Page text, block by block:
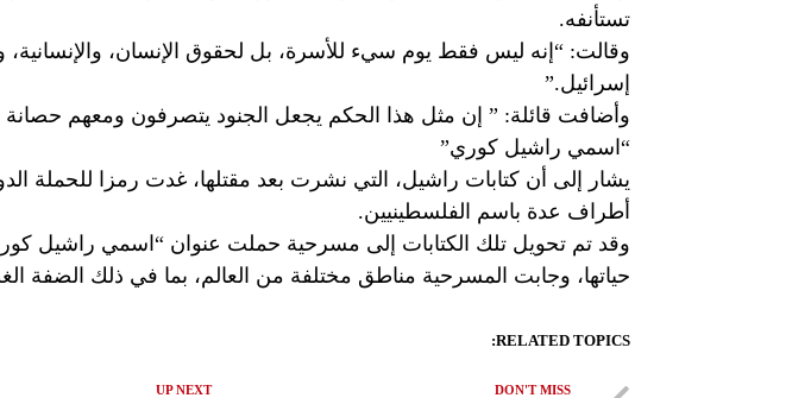
تستأنفه.
وقالت: “إنه ليس فقط يوم سيء للأسرة، بل لحقوق الإنسان، والإنسانية،
إسرائيل.”
وأضافت قائلة: ” إن مثل هذا الحكم يجعل الجنود يتصرفون ومعهم
“اسمي راشيل كوري”
يشار إلى أن كتابات راشيل، التي نشرت بعد مقتلها، غدت رمزا للحملة
أطراف عدة باسم الفلسطينيين.
وقد تم تحويل تلك الكتابات إلى مسرحية حملت عنوان “اسمي راشيل
حياتها، وجابت المسرحية مناطق مختلفة من العالم، بما في ذلك الضفة
RELATED TOPICS:
UP NEXT DON'T MISS